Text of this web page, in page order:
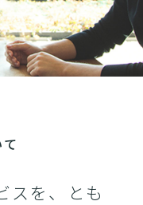
スを、とも